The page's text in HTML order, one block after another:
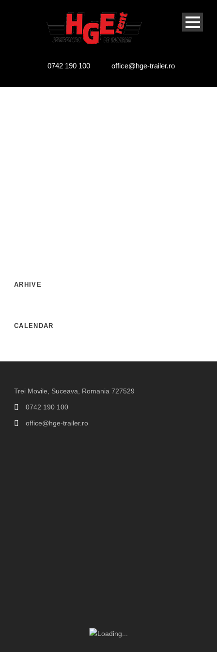
0742 190 100 office@hge-trailer.ro
ARHIVE
CALENDAR
Trei Movile, Suceava, Romania 727529
0742 190 100
office@hge-trailer.ro